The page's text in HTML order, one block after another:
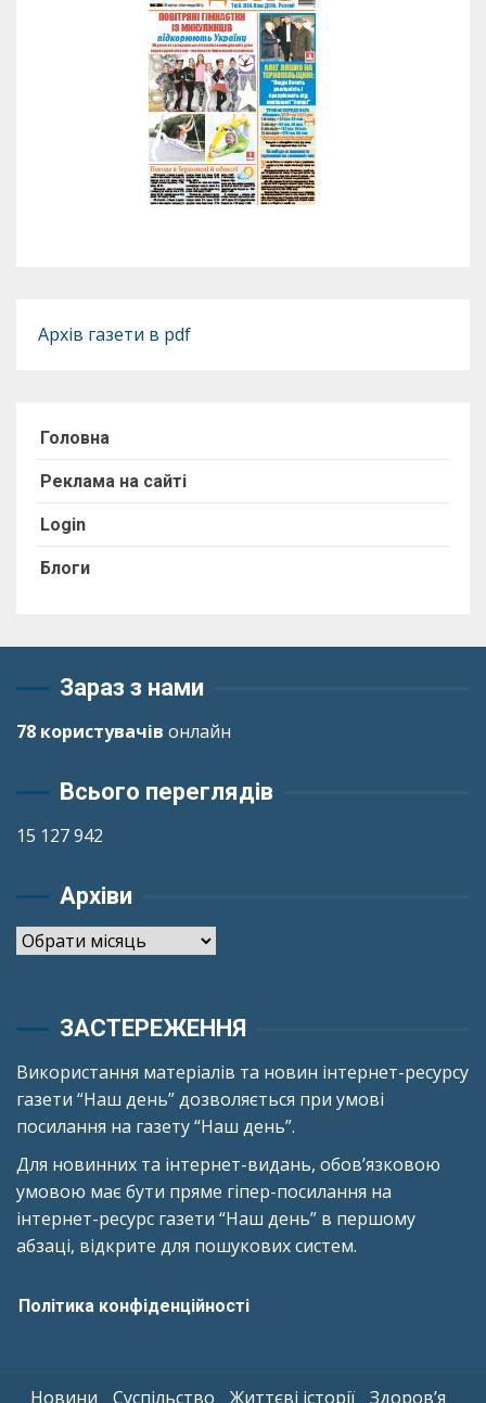
Архів газети в pdf
Головна
Реклама на сайті
Login
Блоги
Зараз з нами
78 користувачів онлайн
Всього переглядів
15 127 942
Архіви
Архіви
ЗАСТЕРЕЖЕННЯ
Використання матеріалів та новин інтернет-ресурсу
газети “Наш день” дозволяється при умові
посилання на газету “Наш день”.
Для новинних та інтернет-видань, обов’язковою
умовою має бути пряме гіпер-посилання на
інтернет-ресурс газети “Наш день” в першому
абзаці, відкрите для пошукових систем.
Політика конфіденційності
Новини Суспільство Життєві історії Здоров’я